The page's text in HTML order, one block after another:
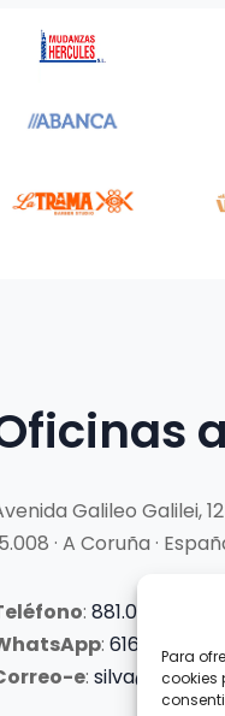
Para
cookies
Galileo Galilei, 12
· A Coruña ·
: 881.069.303
: 616.897.466
e: